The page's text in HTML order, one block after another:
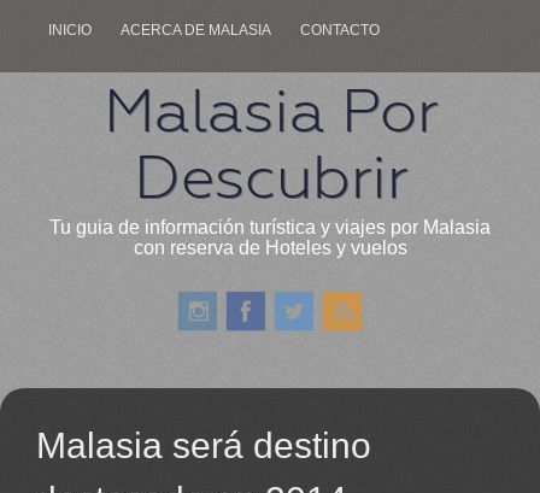
INICIO ACERCA DE MALASIA CONTACTO
Malasia Por
Descubrir
Tu guia de información turística y viajes por Malasia
con reserva de Hoteles y vuelos
Malasia será destino